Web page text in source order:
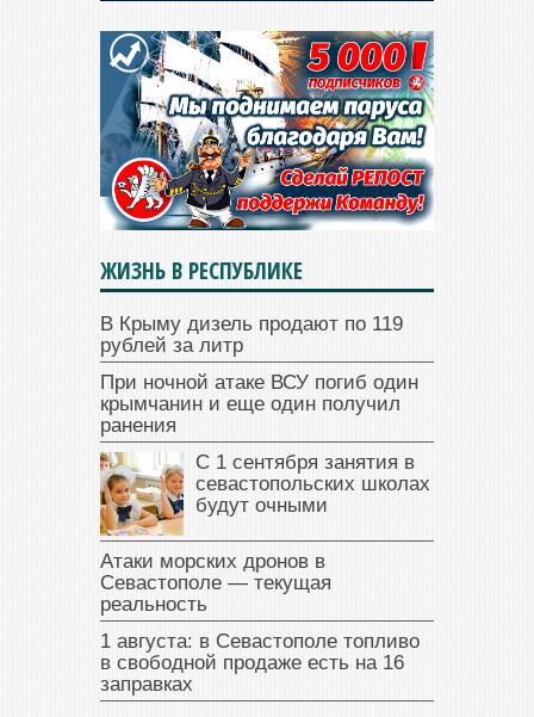
ЖИЗНЬ В РЕСПУБЛИКЕ
В Крыму дизель продают по 119
рублей за литр
При ночной атаке ВСУ погиб один
крымчанин и еще один получил
ранения
С 1 сентября занятия в
севастопольских школах
будут очными
Атаки морских дронов в
Севастополе — текущая
реальность
1 августа: в Севастополе топливо
в свободной продаже есть на 16
заправках